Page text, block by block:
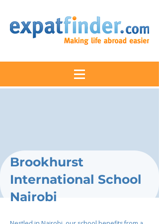
Brookhurst
International School
Nairobi